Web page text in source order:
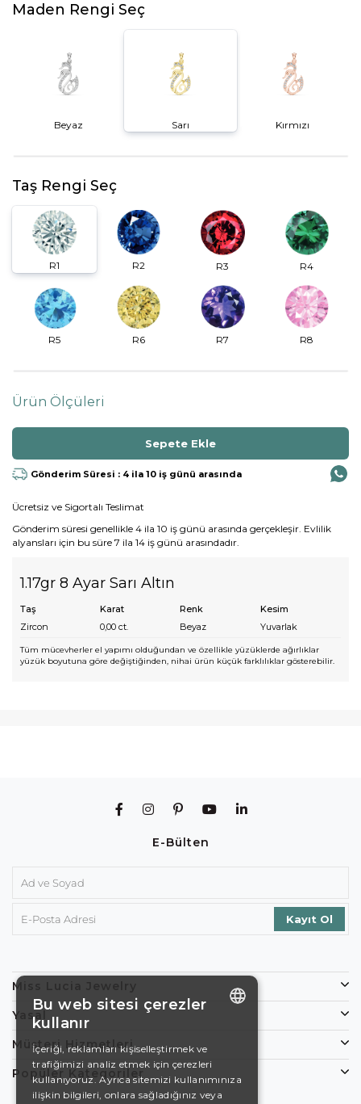
Maden Rengi Seç
Beyaz Sarı Kırmızı
Taş Rengi Seç
R1 R2 R3 R4
R5 R6 R7 R8
Ürün Ölçüleri
Gönderim Süresi : 4 ila 10 iş günü arasında
Ücretsiz ve Sigortalı Teslimat
Gönderim süresi genellikle 4 ila 10 iş günü arasında gerçekleşir. Evlilik
alyansları için bu süre 7 ila 14 iş günü arasındadır.
1.17gr 8 Ayar Sarı Altın
Taş Karat Renk
Kesim
Zircon
0,00 ct. Beyaz Yuvarlak
Tüm mücevherler el yapımı olduğundan ve özellikle yüzüklerde ağırlıklar
yüzük boyutuna göre değiştiğinden, nihai ürün küçük farklılıklar gösterebilir.
E-Bülten
Miss Lucia Jewelry
Yasal
Müşteri Hizmetleri
Popüler Kategoriler
DE
EN
Bu web sitesi çerezler
kullanır
İçeriği, reklamları kişiselleştirmek ve
trafiğimizi analiz etmek için çerezleri
kullanıyoruz. Ayrıca sitemizi kullanımınıza
ilişkin bilgileri, onlara sağladığınız veya